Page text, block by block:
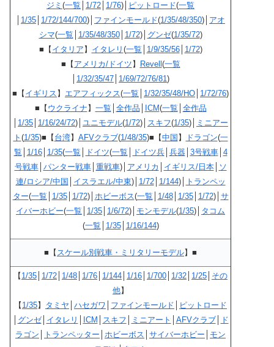
ジミ (一覧 1/72 1/76)│ ピットロード(一覧
1/35 1/72/144/700)│ ファインモールド(1/35/48/350)│ アオ
シマ(一覧 1/35/48/350│ 1/72)│ グンゼ(1/35/72)
■【 イタリア 】 イタレリ (一覧 1/9/35/56│ 1/72)
■【 アメリカ/ドイツ 】 Revell (一覧
1/32/35/47 1/69/72/76/81)
■【 イギリス 】 エアフィックス(一覧 1/32/35/48/HO 1/72/76)
■【 ウクライナ 】 一覧 全作品 ICM(一覧 全作品
1/35 1/16/24/72)│ ユニモデル(1/72)│ スキフ(1/35)│
ミニアー
ト (1/35)■【 台湾】 AFVクラブ(1/48/35)■【中国 】 ドラゴン(一
覧
1/16│ 1/35(一覧 ドイツ(一覧 ドイツ兵│ 兵器 3号戦車│ 4
号戦車│ パンター戦車│ 重戦車)│ アメリカ イギリス/日本│
ソ
連/ロシア/中国
イスラエル/中東)│ 1/72│ 1/144)│
トランペッ
ター(一覧 1/35│ 1/72)│ ホビーボス(一覧 1/48│ 1/35│ 1/72)│ サ
イバーホビー(一覧 1/35 1/6/72)│ モンモデル(1/35)│ タコム
(一覧 1/35│ 1/16/144)
■【 スケール別戦車・ミリタリーモデル】■
【 1/35 1/72 1/48 1/76 1/144 1/16 1/700 1/32 1/25 その
他】
【 1/35】 タミヤ ハセガワ ファインモールド
ピットロード
グンゼ│ イタレリ ICM スキフ ミニアート AFVクラブ│
ド
ラゴン
トランペッター ホビーボス サイバーホビー
モン